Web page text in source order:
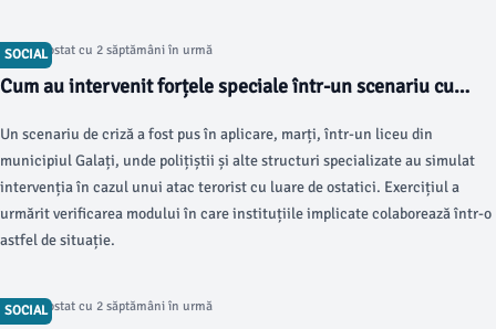
SOCIAL
Articol postat cu 2 săptămâni în urmă
Cum au intervenit forțele speciale într-un scenariu cu
Iulie 2026 18:00
Un scenariu de criză a fost pus în aplicare, marți, într-un liceu din
municipiul Galați, unde polițiștii și alte structuri specializate au simulat
intervenția în cazul unui atac terorist cu luare de ostatici. Exercițiul a
urmărit verificarea modului în care instituțiile implicate colaborează într-o
astfel de situație.
SOCIAL
Articol postat cu 2 săptămâni în urmă